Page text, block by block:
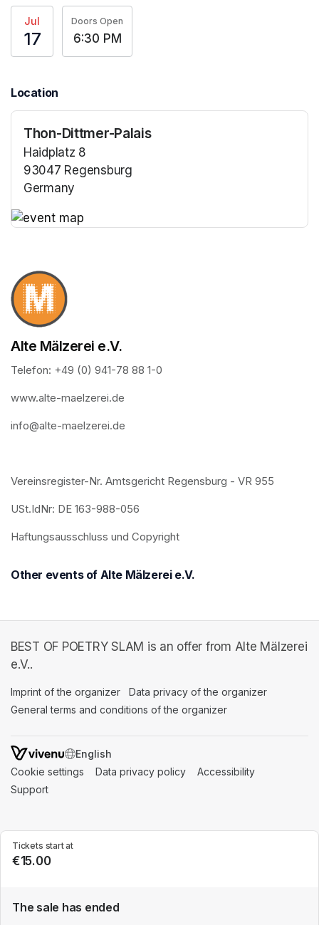
Jul
17
Doors Open
6:30 PM
Location
Thon-Dittmer-Palais
Haidplatz 8
93047 Regensburg
Germany
Tickets start at
€15.00
The sale has ended
Alte Mälzerei e.V.
Telefon: +49 (0) 941-78 88 1-0
www.alte-maelzerei.de
info@alte-maelzerei.de
Vereinsregister-Nr. Amtsgericht Regensburg - VR 955
USt.IdNr: DE 163-988-056
Haftungsausschluss und Copyright
Other events of Alte Mälzerei e.V.
BEST OF POETRY SLAM is an offer from Alte Mälzerei
e.V..
Imprint of the organizer (opens in a new tab)
Data privacy of the organizer
General terms and conditions of the organizer
SWITCH LANGUAGE
Cookie settings (opens in a new tab)
Data privacy policy (opens in a new tab)
Accessibility
Support